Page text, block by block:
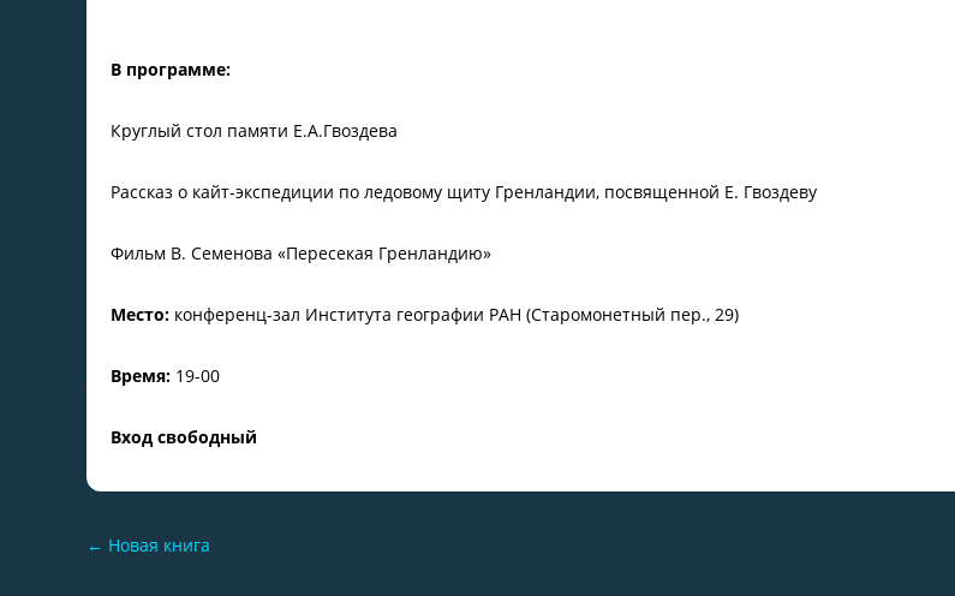
В программе:
Круглый стол памяти Е.А.Гвоздева
Рассказ о кайт-экспедиции по ледовому щиту Гренландии, посвященной Е. Гвоздеву
Фильм В. Семенова «Пересекая Гренландию»
Место: конференц-зал Института географии РАН (Старомонетный пер., 29)
Время: 19-00
Вход свободный
← Новая книга